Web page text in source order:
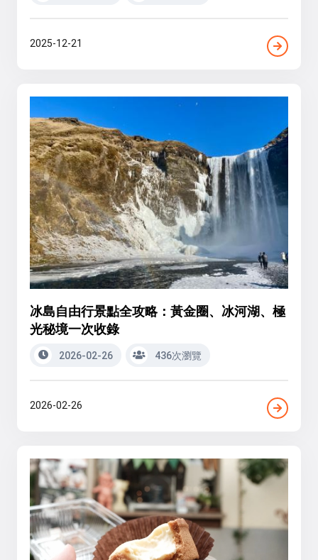
2025-12-21
冰島自由行景點全攻略：黃金圈、冰河湖、極
光秘境一次收錄
2026-02-26 436次瀏覽
2026-02-26